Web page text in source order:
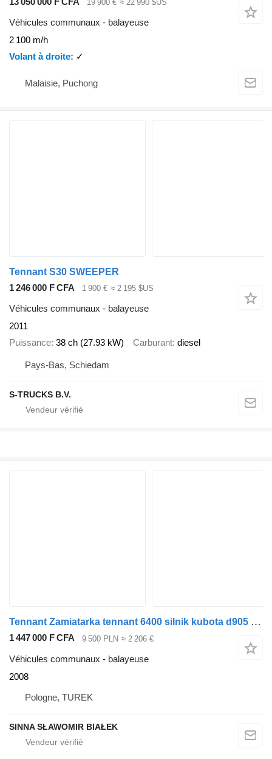
19 900 € ≈ 22 990 $US
Véhicules communaux - balayeuse
2 100 m/h
Volant à droite
✓
Malaisie, Puchong
Tennant S30 SWEEPER
1 246 000 F CFA
1 900 € ≈ 2 195 $US
Véhicules communaux - balayeuse
2011
Puissance 38 ch (27.93 kW) Carburant diesel
Pays-Bas, Schiedam
S-TRUCKS B.V.
Tennant Zamiatarka tennant 6400 silnik kubota d905 3 tłokowy
1 447 000 F CFA 9 500 PLN ≈ 2 206 €
Véhicules communaux - balayeuse
2008
Pologne, TUREK
SINNA SŁAWOMIR BIAŁEK